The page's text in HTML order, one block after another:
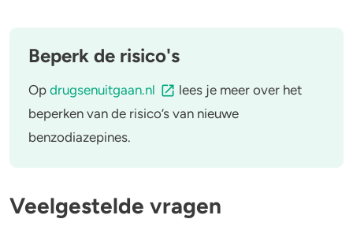
Beperk de risico's
Op drugsenuitgaan.nl
lees je meer over het
beperken van de risico’s van nieuwe
benzodiazepines.
Veelgestelde vragen